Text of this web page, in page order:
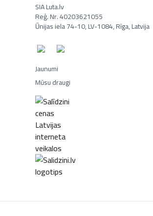
SIA Luta.lv
Reģ. Nr. 40203621055
Ūnijas iela 74-10, LV-1084, Rīga, Latvija
Jaunumi
Mūsu draugi